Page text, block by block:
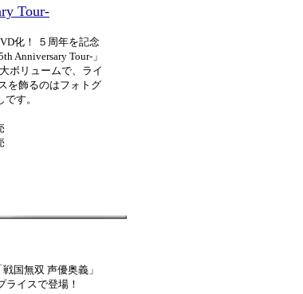
Tour-
化！ ５周年を記念
Anniversary Tour-」
ボリュームで、ライ
を飾るのはフォトグ
す。
国無双 声優奥義」
ライスで登場！